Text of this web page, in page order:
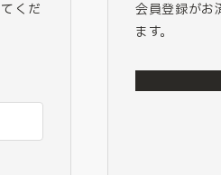
くだ
会員登録がお
ます。